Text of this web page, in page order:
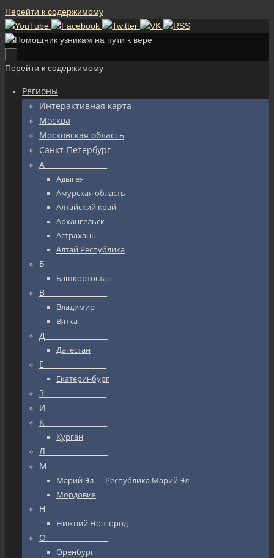
Перейти к содержимому
Перейти к содержимому
Регионы
Интерактивная карта
Москва
Московская область
Санкт-Петербург
А_________________
Адыгея
Амурская область
Алтайский край
Архангельск
Астрахань
Алтай Республика
Б_________________
Башкортостан
В_________________
Владимир
Вятка
Д_________________
Дагестан
Е_________________
Екатеринбург
З_________________
И_________________
К_________________
Курган
Л_________________
М_________________
Марий Эл — Республика Марий Эл
Мордовия
Н_________________
Нижний Новгород
О_________________
Оренбург